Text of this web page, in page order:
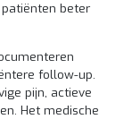
beter
follow-up.
pijn, actieve
Het medische